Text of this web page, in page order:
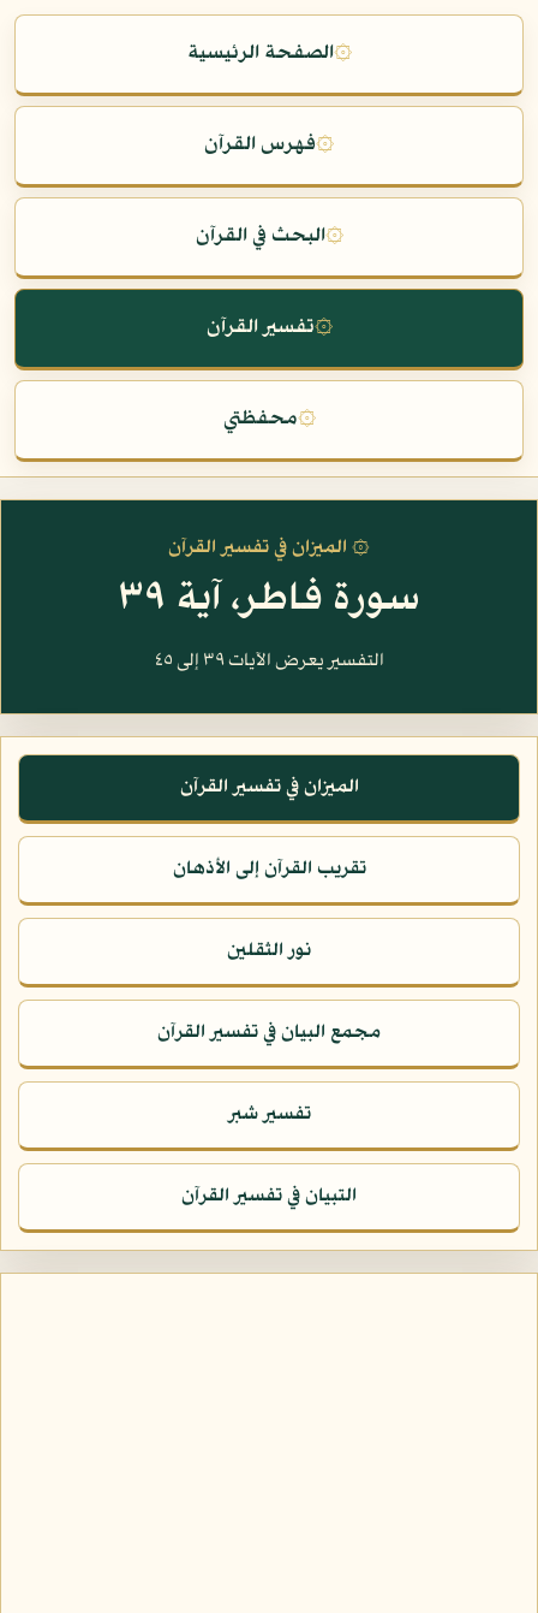
۞الصفحة الرئيسية
۞فهرس القرآن
۞البحث في القرآن
۞تفسير القرآن
۞محفظتي
۞ الميزان في تفسير القرآن
سورة فاطر، آية ٣٩
التفسير يعرض الآيات ٣٩ إلى ٤٥
الميزان في تفسير القرآن
تقريب القرآن إلى الأذهان
نور الثقلين
مجمع البيان في تفسير القرآن
تفسير شبر
التبيان في تفسير القرآن